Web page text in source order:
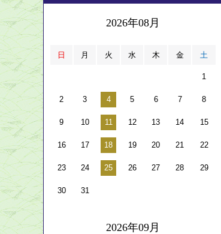
2026年08月
日 月 火 水 木 金 土
1
2 3 4 5 6 7 8
9 10 11 12 13 14 15
16 17 18 19 20 21 22
23 24 25 26 27 28 29
30 31
2026年09月